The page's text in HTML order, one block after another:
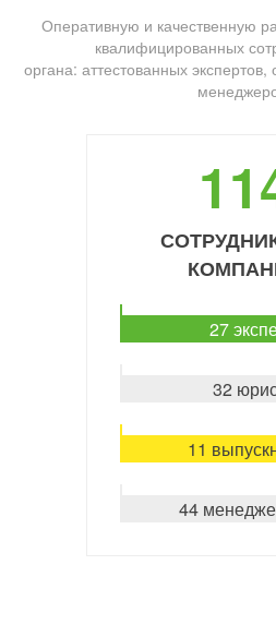
Оперативную и качественную
квалифицированных
органа: аттестованных
27
32
11
44